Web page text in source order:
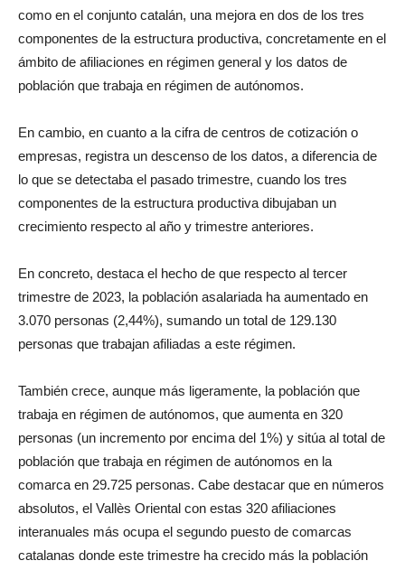
como en el conjunto catalán, una mejora en dos de los tres
componentes de la estructura productiva, concretamente en el
ámbito de afiliaciones en régimen general y los datos de
población que trabaja en régimen de autónomos.
En cambio, en cuanto a la cifra de centros de cotización o
empresas, registra un descenso de los datos, a diferencia de
lo que se detectaba el pasado trimestre, cuando los tres
componentes de la estructura productiva dibujaban un
crecimiento respecto al año y trimestre anteriores.
En concreto, destaca el hecho de que respecto al tercer
trimestre de 2023, la población asalariada ha aumentado en
3.070 personas (2,44%), sumando un total de 129.130
personas que trabajan afiliadas a este régimen.
También crece, aunque más ligeramente, la población que
trabaja en régimen de autónomos, que aumenta en 320
personas (un incremento por encima del 1%) y sitúa al total de
población que trabaja en régimen de autónomos en la
comarca en 29.725 personas. Cabe destacar que en números
absolutos, el Vallès Oriental con estas 320 afiliaciones
interanuales más ocupa el segundo puesto de comarcas
catalanas donde este trimestre ha crecido más la población